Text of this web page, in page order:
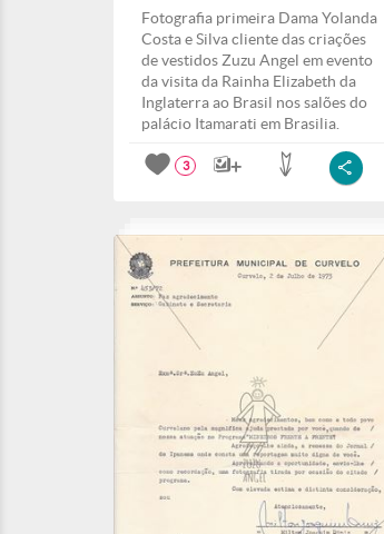
Fotografia primeira Dama Yolanda
Costa e Silva cliente das criações
de vestidos Zuzu Angel em evento
da visita da Rainha Elizabeth da
Inglaterra ao Brasil nos salões do
palácio Itamarati em Brasilia.
3